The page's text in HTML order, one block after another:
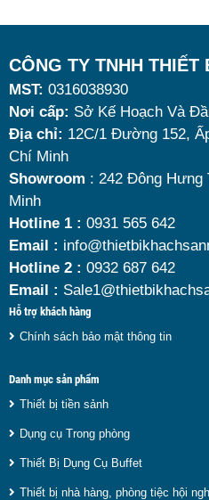
Tuy nhiên, giữa hàng loạt
đâu là loại phù hợp nhất?
dùng điện hay dùng cồn?
chí quan trọng giúp bạn
nóng thức ăn 9 lítchất
phí nhất hiện nay.
CÔNG TY TNHH THIẾT
MST: 0316038930
Nơi cấp: Sở Kế Hoạch Và
Địa chỉ: 12C/1 Đường 152,
Chí Minh
Showroom : 242 Đông Hưng
Minh
Hotline 1 : 0931 565 642
Email :
Hotline 2 : 0932 687 642
Email :
Hỗ trợ khách hàng
Chính sách bảo mật thông tin
Danh mục sản phẩm
Thiết bị tiền sảnh
Dụng cụ Trong phòng
Thiết Bị Dụng Cụ Buffet
Thiết bị nhà hàng, phòng tiệc hội